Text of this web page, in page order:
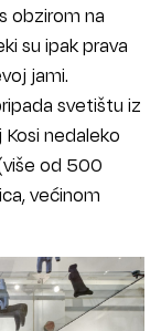
obzirom na
su ipak prava
jami.
svetištu iz
nedaleko
od 500
većinom